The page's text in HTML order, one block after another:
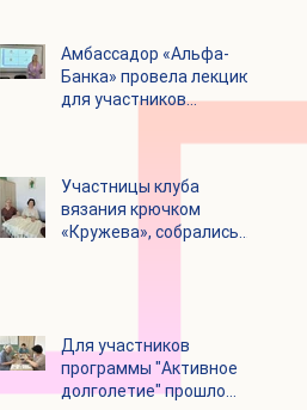
Амбассадор «Альфа-
Банка» провела лекцию
для участников
Участницы клуба
вязания крючком
«Кружева», собрались
Для участников
программы "Активное
долголетие" прошло